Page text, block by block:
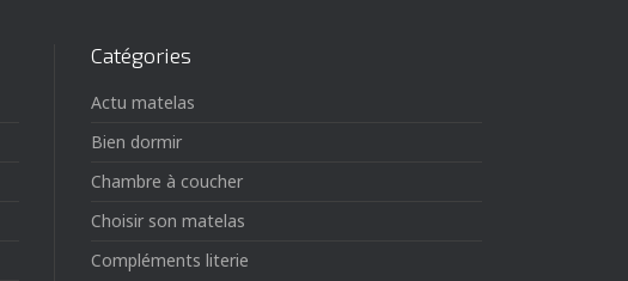
Catégories
Actu matelas
Bien dormir
Chambre à coucher
Choisir son matelas
Compléments literie